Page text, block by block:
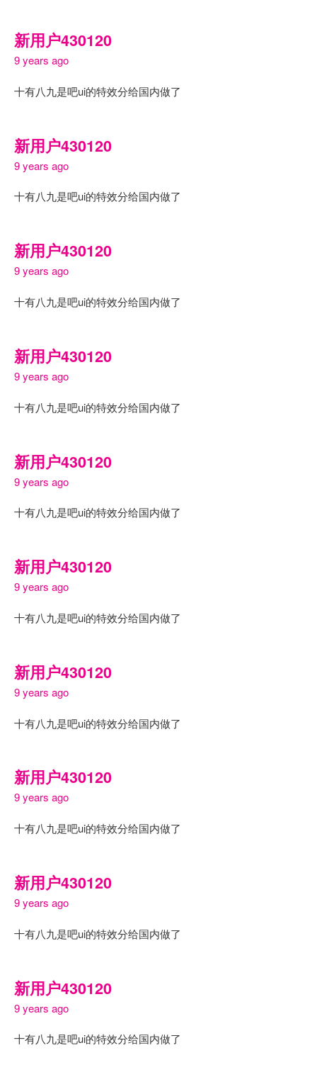
新用户430120
9 years ago
十有八九是吧ui的特效分给国内做了
新用户430120
9 years ago
十有八九是吧ui的特效分给国内做了
新用户430120
9 years ago
十有八九是吧ui的特效分给国内做了
新用户430120
9 years ago
十有八九是吧ui的特效分给国内做了
新用户430120
9 years ago
十有八九是吧ui的特效分给国内做了
新用户430120
9 years ago
十有八九是吧ui的特效分给国内做了
新用户430120
9 years ago
十有八九是吧ui的特效分给国内做了
新用户430120
9 years ago
十有八九是吧ui的特效分给国内做了
新用户430120
9 years ago
十有八九是吧ui的特效分给国内做了
新用户430120
9 years ago
十有八九是吧ui的特效分给国内做了